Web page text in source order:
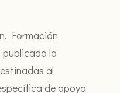
Formación
la
al
de apoyo